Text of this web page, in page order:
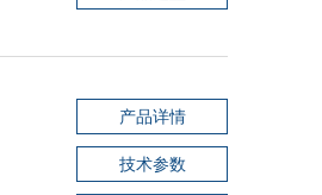
产品详情
技术参数